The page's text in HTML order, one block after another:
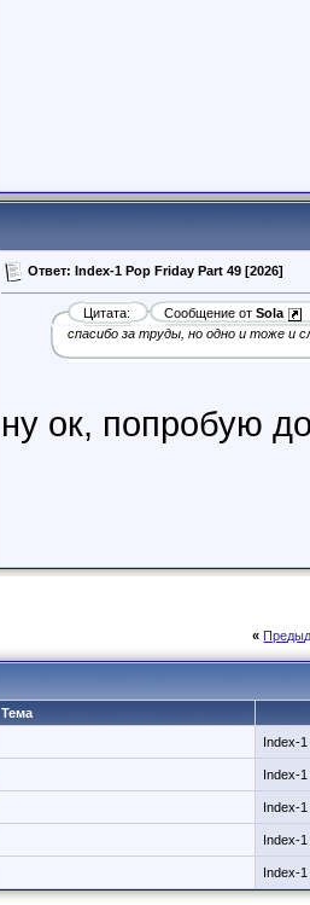
Ответ: Index-1 Pop Friday Part 49 [2026]
Цитата: Сообщение отSola
спасибо за труды, но одно и тоже и
ну ок, попробую
«
Тема
Index-
Index-
Index-
Index-
Index-